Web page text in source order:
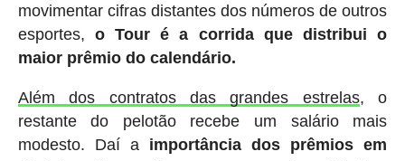
movimentar cifras distantes dos números de outros
esportes, o Tour é a corrida que distribui o
maior prêmio do calendário.
Além dos contratos das grandes estrelas, o
restante do pelotão recebe um salário mais
modesto. Daí a importância dos prêmios em